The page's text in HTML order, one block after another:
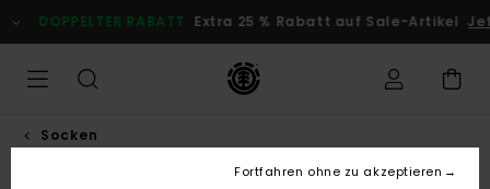
zur
Produktinformation
DOPPELTER RABATT Extra 25 % Rabatt auf Sale-Artikel
Socken
Fortfahren ohne zu akzeptieren